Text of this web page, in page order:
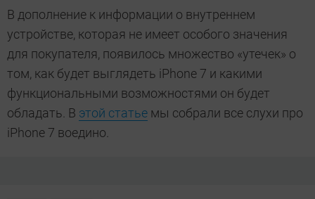
В дополнение к информации о внутреннем
устройстве, которая не имеет особого значения
для покупателя, появилось множество «утечек» о
том, как будет выглядеть iPhone 7 и какими
функциональными возможностями он будет
обладать. В этой статье мы собрали все слухи про
iPhone 7 воедино.